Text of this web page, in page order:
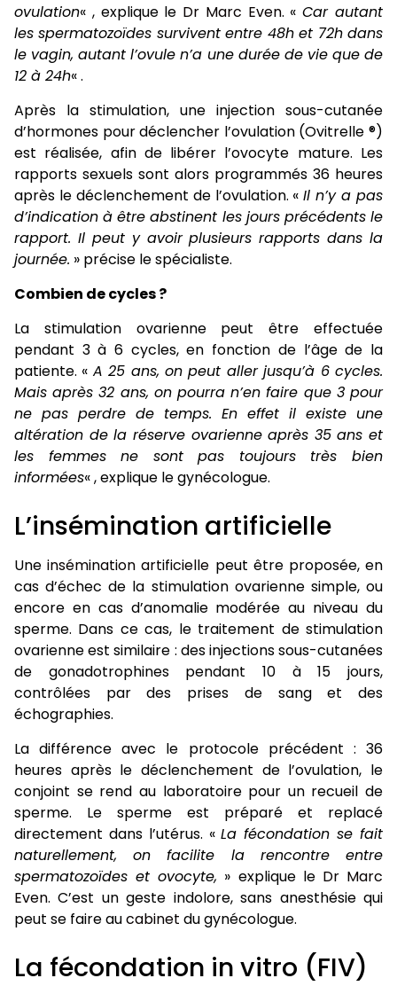
ovulation« , explique le Dr Marc Even. «Car autant
les spermatozoïdes survivent entre 48h et 72h dans
le vagin, autant l’ovule n’a une durée de vie que de
12 à 24h« .
Après la stimulation, une injection sous-cutanée
d’hormones pour déclencher l’ovulation (Ovitrelle ®)
est réalisée, afin de libérer l’ovocyte mature. Les
rapports sexuels sont alors programmés 36 heures
après le déclenchement de l’ovulation. «Il n’y a pas
d’indication à être abstinent les jours précédents le
rapport. Il peut y avoir plusieurs rapports dans la
journée. » précise le spécialiste.
Combien de cycles ?
La stimulation ovarienne peut être effectuée
pendant 3 à 6 cycles, en fonction de l’âge de la
patiente. « A 25 ans, on peut aller jusqu’à 6 cycles.
Mais après 32 ans, on pourra n’en faire que 3 pour
ne pas perdre de temps. En effet il existe une
altération de la réserve ovarienne après 35 ans et
les femmes ne sont pas toujours très bien
informées« , explique le gynécologue.
L’insémination artificielle
Uneinsémination artificielle peut être proposée, en
cas d’échec de la stimulation ovarienne simple, ou
encore en cas d’anomalie modérée au niveau du
sperme. Dans ce cas, le traitement de stimulation
ovarienne est similaire : des injections sous-cutanées
de gonadotrophines pendant 10 à 15 jours,
contrôlées par des prises de sang et des
échographies.
La différence avec le protocole précédent : 36
heures après le déclenchement de l’ovulation, le
conjoint se rend au laboratoire pour un recueil de
sperme. Le sperme est préparé et replacé
directement dans l’utérus. «La fécondation se fait
naturellement, on facilite la rencontre entre
spermatozoïdes et ovocyte, » explique le Dr Marc
Even. C’est un geste indolore, sans anesthésie qui
peut se faire aucabinet du gynécologue.
La fécondation in vitro (FIV)